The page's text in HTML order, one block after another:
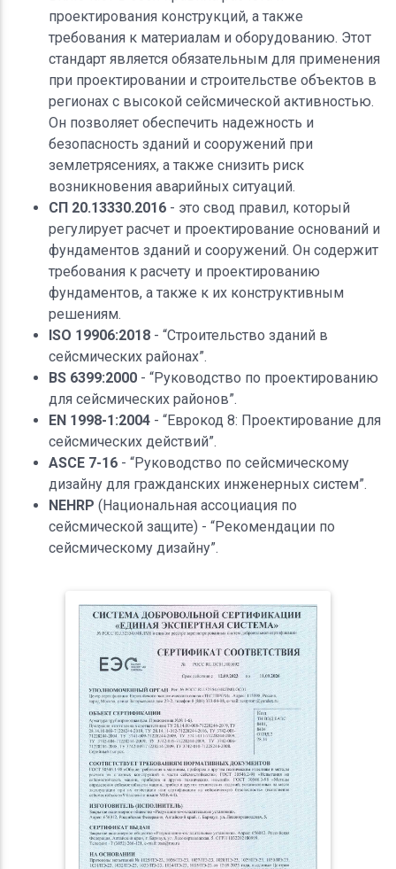
проектирования конструкций, а также
требования к материалам и оборудованию. Этот
стандарт является обязательным для применения
при проектировании и строительстве объектов в
регионах с высокой сейсмической активностью.
Он позволяет обеспечить надежность и
безопасность зданий и сооружений при
землетрясениях, а также снизить риск
возникновения аварийных ситуаций.
СП 20.13330.2016 - это свод правил, который
регулирует расчет и проектирование оснований и
фундаментов зданий и сооружений. Он содержит
требования к расчету и проектированию
фундаментов, а также к их конструктивным
решениям.
ISO 19906:2018 - “Строительство зданий в
сейсмических районах”.
BS 6399:2000 - “Руководство по проектированию
для сейсмических районов”.
EN 1998-1:2004 - “Еврокод 8: Проектирование для
сейсмических действий”.
ASCE 7-16 - “Руководство по сейсмическому
дизайну для гражданских инженерных систем”.
NEHRP (Национальная ассоциация по
сейсмической защите) - “Рекомендации по
сейсмическому дизайну”.